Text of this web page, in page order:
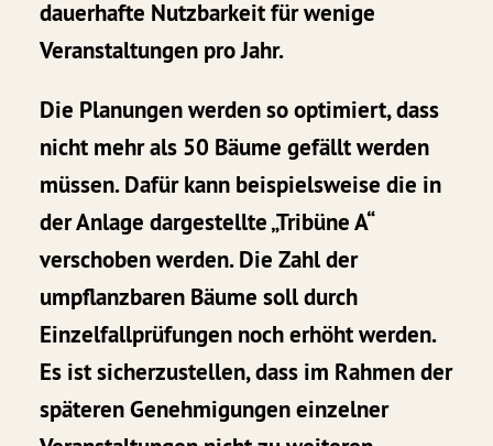
dauerhafte Nutzbarkeit für wenige
Veranstaltungen pro Jahr.
Die Planungen werden so optimiert, dass
nicht mehr als 50 Bäume gefällt werden
müssen. Dafür kann beispielsweise die in
der Anlage dargestellte „Tribüne A“
verschoben werden. Die Zahl der
umpflanzbaren Bäume soll durch
Einzelfallprüfungen noch erhöht werden.
Es ist sicherzustellen, dass im Rahmen der
späteren Genehmigungen einzelner